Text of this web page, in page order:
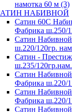
намотка 60 м (3)
НАБИВНОЙ
Сатин 60С
Фабрика ш.250/
Сатин
ш.220/120гр.
Сатин -
ш.235/
Сатин
Фабрика ш.220/
Сатин
Фабрика ш.220/
Сатин